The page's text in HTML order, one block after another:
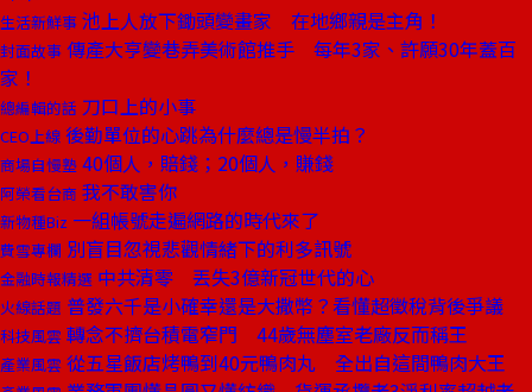
生活新鮮事 池上人放下鋤頭變畫家 在地鄉親是主角！
封面故事 傳產大亨變巷弄美術館推手 每年3家、許願30年蓋百
家！
總編輯的話 刀口上的小事
CEO上線 後勤單位的心跳為什麼總是慢半拍？
商場自慢塾 40個人，賠錢；20個人，賺錢
阿榮看台商 我不敢害你
新物種Biz 一組帳號走遍網路的時代來了
費雪專欄 別盲目忽視悲觀情緒下的利多訊號
金融時報精選 中共清零 丟失3億新冠世代的心
火線話題 普發六千是小確幸還是大撒幣？看懂超徵稅背後爭議
科技風雲 轉念不擠台積電窄門 44歲無塵室老廠反而稱王
產業風雲 從五星飯店烤鴨到40元鴨肉丸 全出自這間鴨肉大王